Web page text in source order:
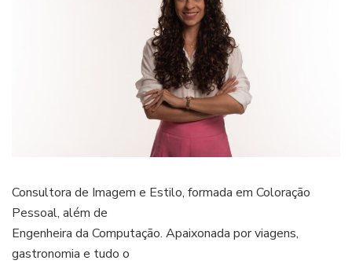
Consultora de Imagem e Estilo, formada em Coloração
Pessoal, além de
Engenheira da Computação. Apaixonada por viagens,
gastronomia e tudo o